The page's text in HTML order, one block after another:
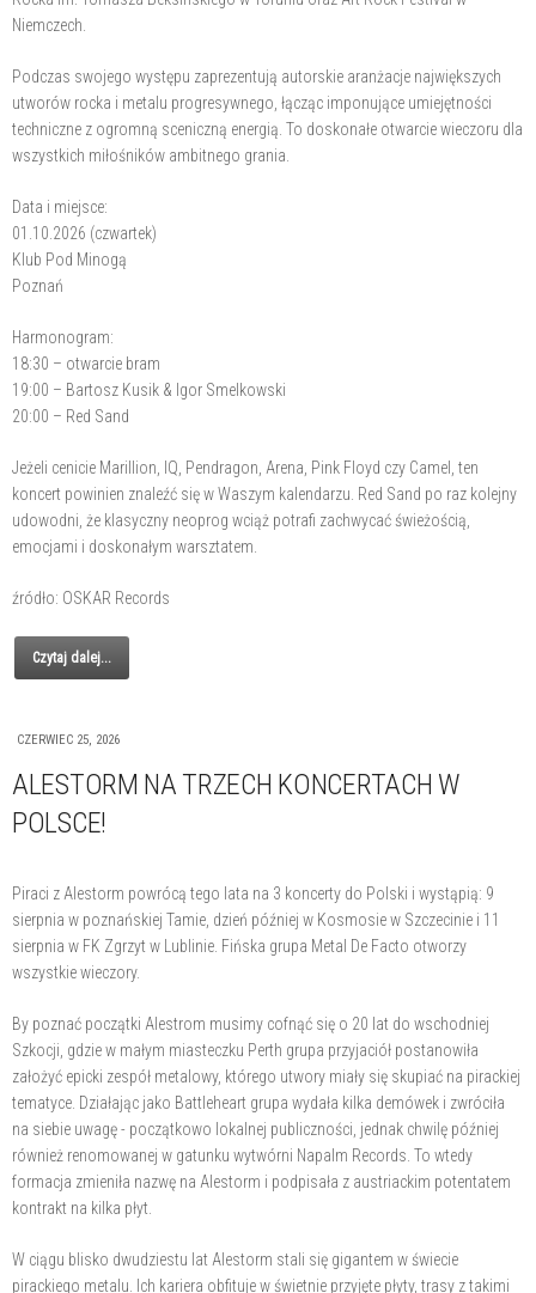
Niemczech.
Podczas swojego występu zaprezentują autorskie aranżacje największych
utworów rocka i metalu progresywnego, łącząc imponujące umiejętności
techniczne z ogromną sceniczną energią. To doskonałe otwarcie wieczoru dla
wszystkich miłośników ambitnego grania.
Data i miejsce:
01.10.2026 (czwartek)
Klub Pod Minogą
Poznań
Harmonogram:
18:30 – otwarcie bram
19:00 – Bartosz Kusik & Igor Smelkowski
20:00 – Red Sand
Jeżeli cenicie Marillion, IQ, Pendragon, Arena, Pink Floyd czy Camel, ten
koncert powinien znaleźć się w Waszym kalendarzu. Red Sand po raz kolejny
udowodni, że klasyczny neoprog wciąż potrafi zachwycać świeżością,
emocjami i doskonałym warsztatem.
źródło: OSKAR Records
Czytaj dalej...
CZERWIEC 25, 2026
ALESTORM NA TRZECH KONCERTACH W
POLSCE!
Piraci z Alestorm powrócą tego lata na 3 koncerty do Polski i wystąpią: 9
sierpnia w poznańskiej Tamie, dzień później w Kosmosie w Szczecinie i 11
sierpnia w FK Zgrzyt w Lublinie. Fińska grupa Metal De Facto otworzy
wszystkie wieczory.
By poznać początki Alestrom musimy cofnąć się o 20 lat do wschodniej
Szkocji, gdzie w małym miasteczku Perth grupa przyjaciół postanowiła
założyć epicki zespół metalowy, którego utwory miały się skupiać na pirackiej
tematyce. Działając jako Battleheart grupa wydała kilka demówek i zwróciła
na siebie uwagę - początkowo lokalnej publiczności, jednak chwilę później
również renomowanej w gatunku wytwórni Napalm Records. To wtedy
formacja zmieniła nazwę na Alestorm i podpisała z austriackim potentatem
kontrakt na kilka płyt.
W ciągu blisko dwudziestu lat Alestorm stali się gigantem w świecie
pirackiego metalu. Ich kariera obfituje w świetnie przyjęte płyty, trasy z takimi